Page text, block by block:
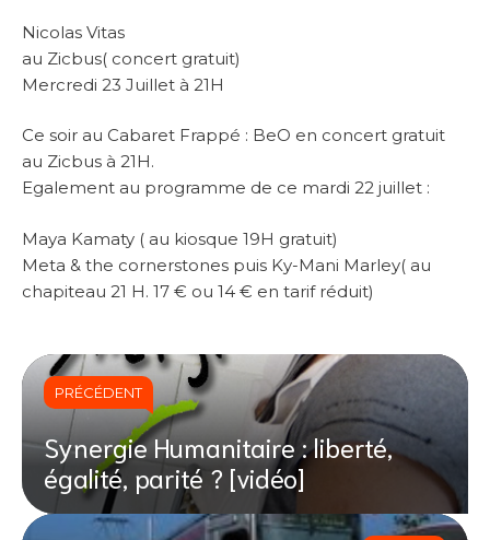
Nicolas Vitas
au Zicbus( concert gratuit)
Mercredi 23 Juillet à 21H
Ce soir au Cabaret Frappé : BeO en concert gratuit
au Zicbus à 21H.
Egalement au programme de ce mardi 22 juillet :
Maya Kamaty ( au kiosque 19H gratuit)
Meta & the cornerstones puis Ky-Mani Marley( au
chapiteau 21 H. 17 € ou 14 € en tarif réduit)
PRÉCÉDENT
Synergie Humanitaire : liberté,
égalité, parité ? [vidéo]